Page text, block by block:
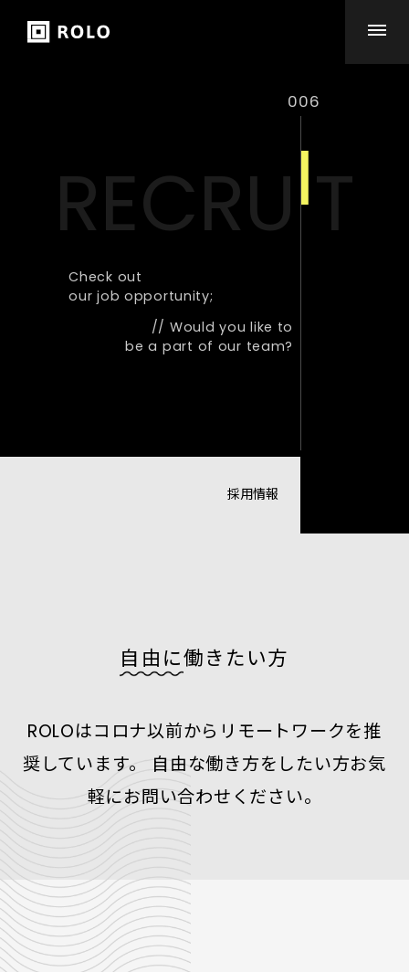
006
Check out
our job opportunity;
// Would you like to
be a part of our team?
RECRUIT
採用情報
自由に働きたい方
ROLOはコロナ以前からリモートワークを推
奨しています。
自由な働き方をしたい方お気
軽にお問い合わせください。